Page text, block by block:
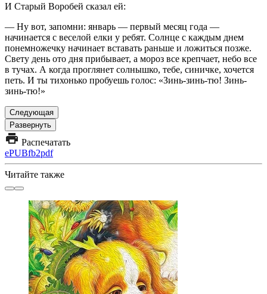
И Старый Воробей сказал ей:
— Ну вот, запомни: январь — первый месяц года —
начинается с веселой елки у ребят. Солнце с каждым днем
понемножечку начинает вставать раньше и ложиться позже.
Свету день ото дня прибывает, а мороз все крепчает, небо все
в тучах. А когда проглянет солнышко, тебе, синичке, хочется
петь. И ты тихонько пробуешь голос: «Зинь-зинь-тю! Зинь-
зинь-тю!»
Следующая
Развернуть
Распечатать
ePUBfb2pdf
Читайте также